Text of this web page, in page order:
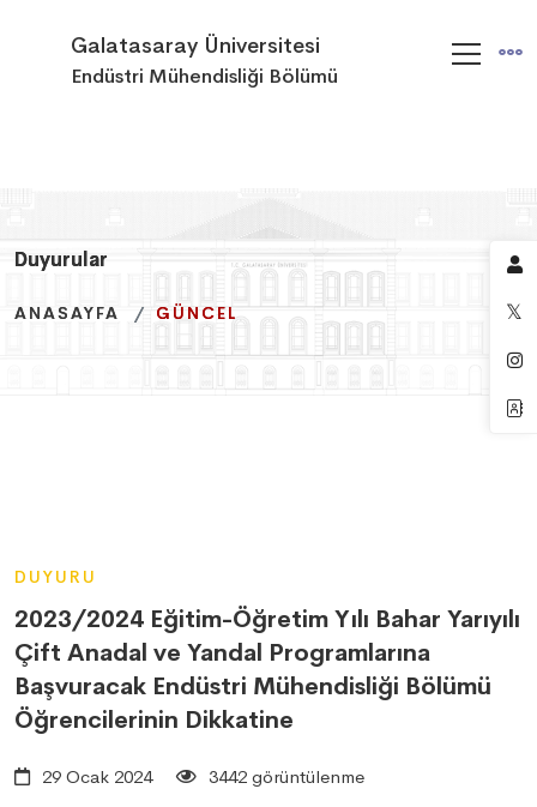
Galatasaray Üniversitesi
Endüstri Mühendisliği Bölümü
Duyurular
ANASAYFA GÜNCEL
Duyurular
ANASAYFA GÜNCEL
Duyurular
ANASAYFA GÜNCEL
DUYURU
2023/2024 Eğitim-Öğretim Yılı Bahar Yarıyılı
Çift Anadal ve Yandal Programlarına
Başvuracak Endüstri Mühendisliği Bölümü
Öğrencilerinin Dikkatine
29 Ocak 2024
3442 görüntülenme